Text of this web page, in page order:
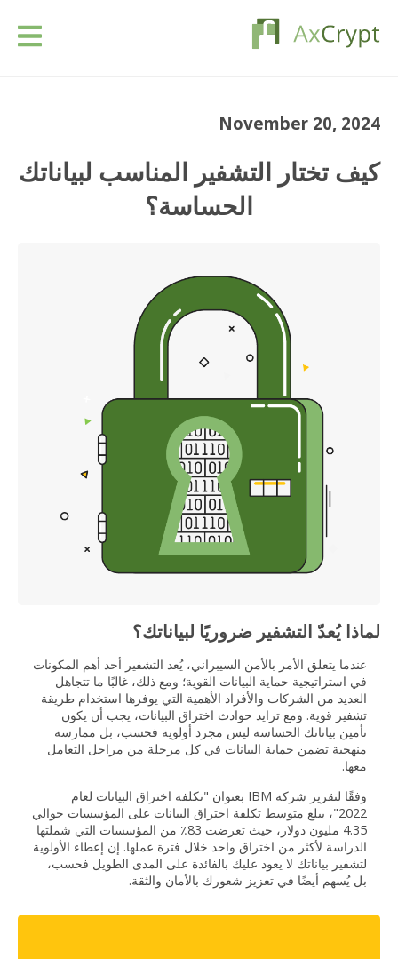
منتوجنا
November 20, 2024
كيف تختار التشفير المناسب لبياناتك
الحساسة؟
لماذا يُعدّ التشفير ضروريًا لبياناتك؟
عندما يتعلق الأمر بالأمن السيبراني، يُعد التشفير أحد أهم المكونات
في استراتيجية حماية البيانات القوية؛ ومع ذلك، غالبًا ما تتجاهل
العديد من الشركات والأفراد الأهمية التي يوفرها استخدام طريقة
تشفير قوية. ومع تزايد حوادث اختراق البيانات، يجب أن يكون
تأمين بياناتك الحساسة ليس مجرد أولوية فحسب، بل ممارسة
منهجية تضمن حماية البيانات في كل مرحلة من مراحل التعامل
معها.
وفقًا لتقرير شركة IBM بعنوان "تكلفة اختراق البيانات لعام
2022"، يبلغ متوسط تكلفة اختراق البيانات على المؤسسات حوالي
4.35 مليون دولار، حيث تعرضت 83٪ من المؤسسات التي شملتها
الدراسة لأكثر من اختراق واحد خلال فترة عملها. إن إعطاء الأولوية
لتشفير بياناتك لا يعود عليك بالفائدة على المدى الطويل فحسب،
بل يُسهم أيضًا في تعزيز شعورك بالأمان والثقة.